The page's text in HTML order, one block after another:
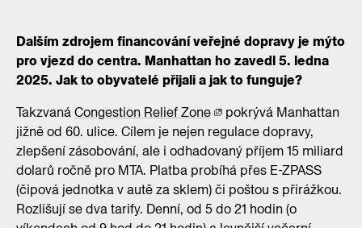
Dalším zdrojem financování veřejné dopravy je mýto
pro vjezd do centra. Manhattan ho zavedl 5. ledna
2025. Jak to obyvatelé přijali a jak to funguje?
TakzvanáCongestion Relief Zone
pokrývá Manhattan
jižně od 60. ulice. Cílem je nejen regulace dopravy,
zlepšení zásobování, ale i odhadovaný příjem 15 miliard
dolarů ročně pro MTA. Platba probíhá přes E-ZPASS
(čipová jednotka v autě za sklem) či poštou s přirážkou.
Rozlišují se dva tarify. Denní, od 5 do 21 hodin (o